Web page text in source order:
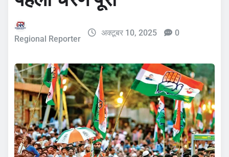
Regional Reporter
अक्टूबर 10, 2025 0